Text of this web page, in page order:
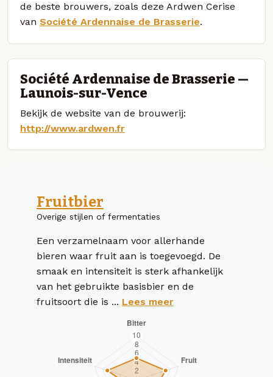
de beste brouwers, zoals deze Ardwen Cerise
van Société Ardennaise de Brasserie.
Société Ardennaise de Brasserie —
Launois-sur-Vence
Bekijk de website van de brouwerij:
http://www.ardwen.fr
Fruitbier
Overige stijlen of fermentaties
Een verzamelnaam voor allerhande
bieren waar fruit aan is toegevoegd. De
smaak en intensiteit is sterk afhankelijk
van het gebruikte basisbier en de
fruitsoort die is ... Lees meer